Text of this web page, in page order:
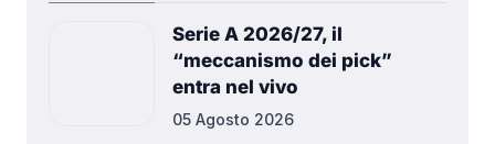
Serie A 2026/27, il
“meccanismo dei pick”
entra nel vivo
05 Agosto 2026